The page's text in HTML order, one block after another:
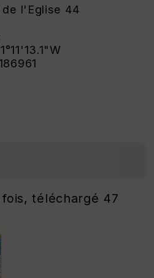
de l'Eglise 44
fois, téléchargé 47